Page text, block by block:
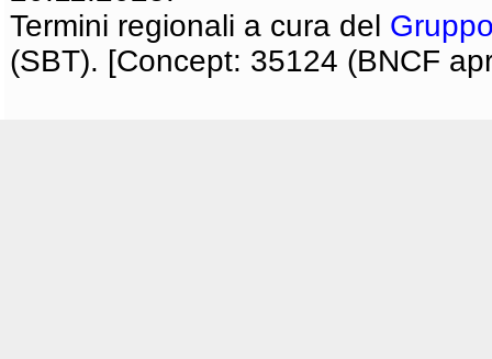
Termini regionali a cura del
(SBT). [Concept: 35124 (BNCF